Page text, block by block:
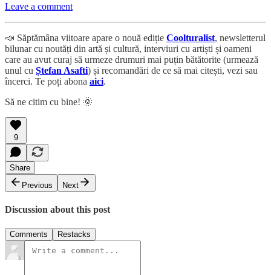
Leave a comment
📣 Săptămâna viitoare apare o nouă ediție Coolturalist, newsletterul
bilunar cu noutăți din artă și cultură, interviuri cu artiști și oameni
care au avut curaj să urmeze drumuri mai puțin bătătorite (urmează
unul cu Ștefan Asafti) și recomandări de ce să mai citești, vezi sau
încerci. Te poți abona aici.
Să ne citim cu bine! 🌞
9
Share
Previous
Next
Discussion about this post
Comments Restacks